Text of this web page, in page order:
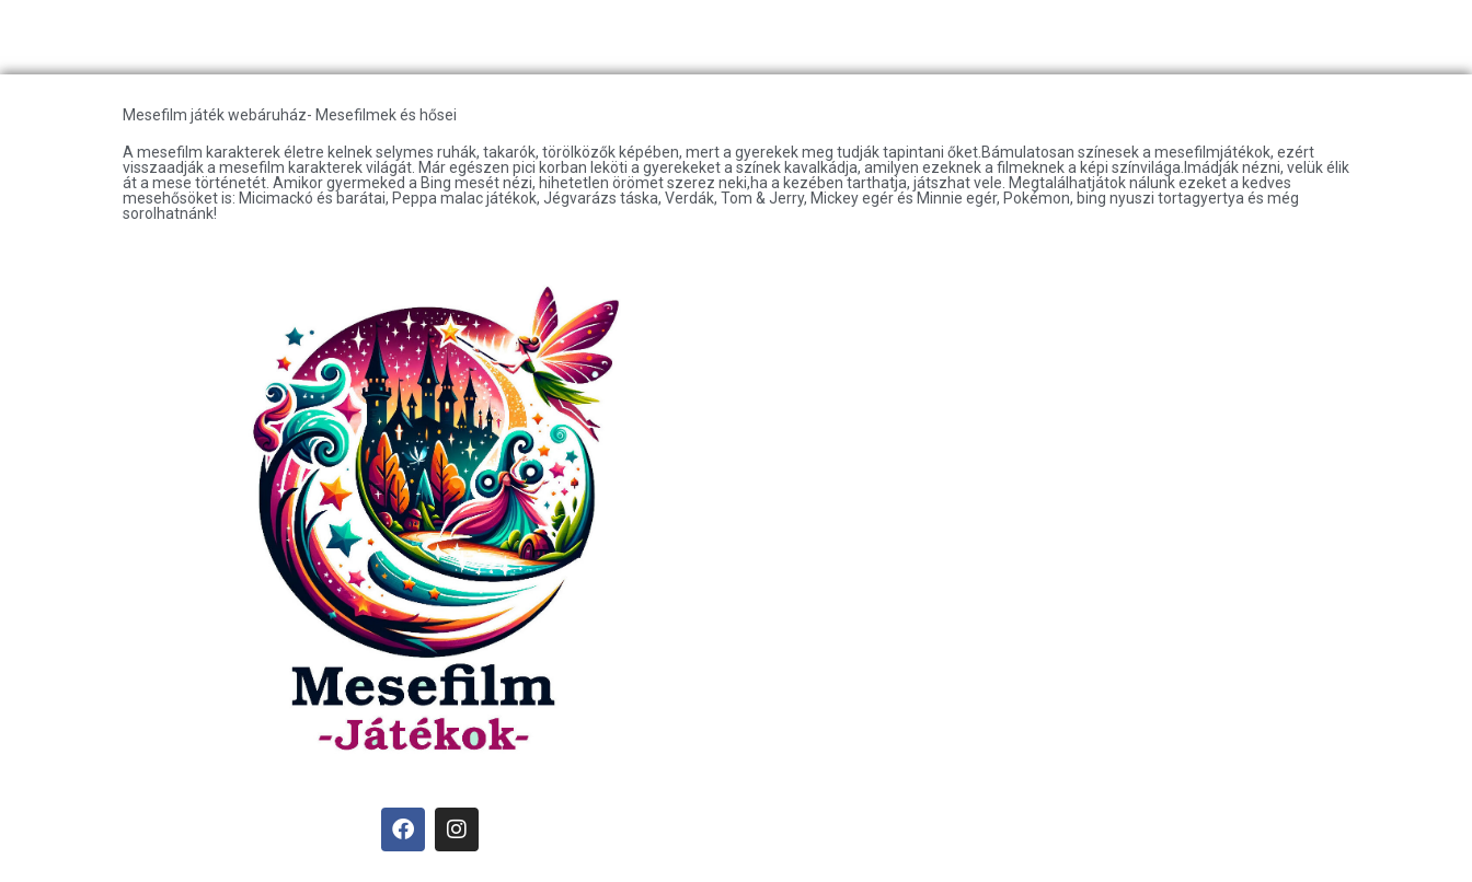
Mesefilm játék webáruház- Mesefilmek és hősei
A mesefilm karakterek életre kelnek selymes ruhák, takarók, törölközők képében, mert a gyerekek meg tudják tapintani őket.Bámulatosan színesek a mesefilmjátékok, ezért
visszaadják a mesefilm karakterek világát. Már egészen pici korban leköti a gyerekeket a színek kavalkádja, amilyen ezeknek a filmeknek a képi színvilága.Imádják nézni, velük élik
át a mese történetét. Amikor gyermeked a Bing mesét nézi, hihetetlen örömet szerez neki,ha a kezében tarthatja, játszhat vele. Megtalálhatjátok nálunk ezeket a kedves
mesehősöket is: Micimackó és barátai, Peppa malac játékok, Jégvarázs táska, Verdák, Tom & Jerry, Mickey egér és Minnie egér, Pokémon, bing nyuszi tortagyertya és még
sorolhatnánk!